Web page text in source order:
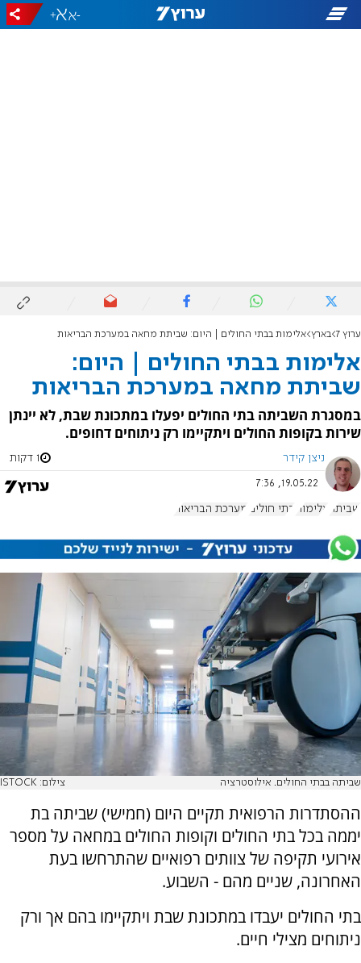
-
+
ערוץ 7 בארץ אלימות בבתי החולים | היום: שביתת מחאה במערכת הבריאות
אלימות בבתי החולים | היום:
שביתת מחאה במערכת הבריאות
במסגרת השביתה בתי החולים יפעלו במתכונת שבת, לא יינתן
שירות בקופות החולים ויתקיימו רק ניתוחים דחופים.
ניצן קידר 1 דקות
19.05.22, 7:36
שביתה אלימות בתי חולים מערכת הבריאות
שביתה בבתי החולים. אילוסטרציה צילום: ISTOCK
ההסתדרות הרפואית תקיים היום (חמישי) שביתה בת
יממה בכל בתי החולים וקופות החולים במחאה על מספר
אירועי תקיפה של צוותים רפואיים שהתרחשו בעת
האחרונה, שניים מהם - השבוע.
בתי החולים יעבדו במתכונת שבת ויתקיימו בהם אך ורק
ניתוחים מצילי חיים.